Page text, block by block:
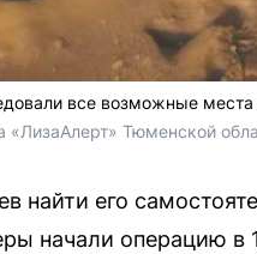
все возможные
«ЛизаАлерт» Тюменской
найти его
начали операцию в